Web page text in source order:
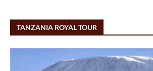
TANZANIA ROYAL TOUR